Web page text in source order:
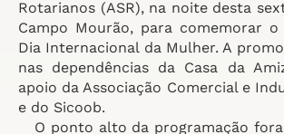
Rotarianos (ASR), na noite desta
Campo Mourão, para comemorar
Dia Internacional da Mulher. A
nas dependências da Casa da
apoio da Associação Comercial e
e do Sicoob.
O ponto alto da programação